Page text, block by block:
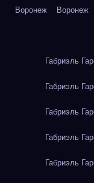
Воронеж Воронеж
Габриэль
Габриэль
Габриэль
Габриэль
Габриэль